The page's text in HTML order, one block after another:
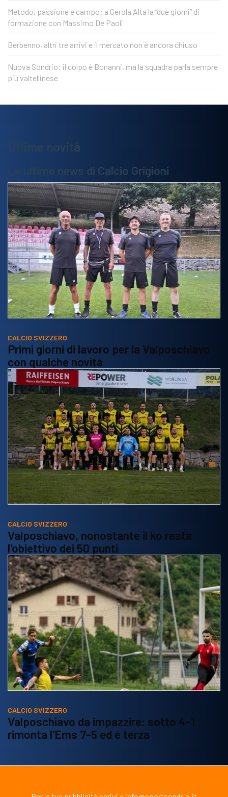
Metodo, passione e campo: a Gerola Alta la “due giorni” di
formazione con Massimo De Paoli
Berbenno, altri tre arrivi e il mercato non è ancora chiuso
Nuova Sondrio: il colpo è Bonanni, ma la squadra parla sempre
più valtellinese
Ultime novità
Le ultime news di Calcio Grigioni
CALCIO SVIZZERO
Primi giorni di lavoro per la Valposchiavo
con qualche novità
CALCIO SVIZZERO
Valposchiavo, nonostante il ko resta
l'obiettivo dei 50 punti
CALCIO SVIZZERO
Valposchiavo da impazzire: sotto 4-1
rimonta l'Ems 7-5 ed è terza